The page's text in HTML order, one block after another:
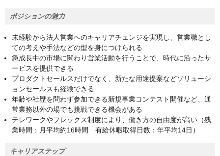
ポジションの魅力
未経験から法人営業へのキャリアチェンジを実現し、営業職とし
ての考えや手法などの型を身につけられる
急成長中の市場に関わり営業活動を行うことで、時代に沿ったサ
ービスを提供できる
プロダクトセールスだけでなく、新たな用途提案などソリューシ
ョンセールスも経験できる
年齢や社歴を問わず参加できる新規事業コンテスト開催など、通
常業務以外の場でも挑戦できる機会がある
テレワークやフレックス制度により、働き方の自由度が高い（残
業時間：月平均約16時間 有給休暇取得日数：年平均14日）
キャリアステップ